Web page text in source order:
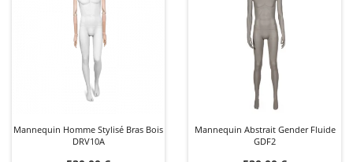
Mannequin Homme Stylisé Bras Bois
DRV10A
Mannequin Abstrait Gender Fluide
GDF2